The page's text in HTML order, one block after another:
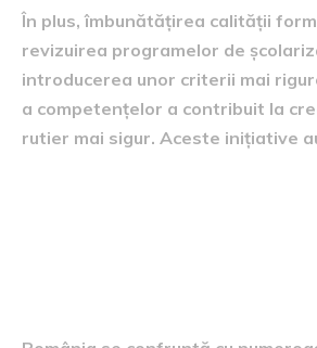
În plus, îmbunătățirea calității
revizuirea programelor de
introducerea unor criterii mai
a competențelor a contribuit la
rutier mai sigur. Aceste inițiative